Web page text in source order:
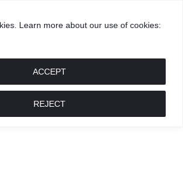
Learn more about our use of cookies:
REJECT
ACCEPT